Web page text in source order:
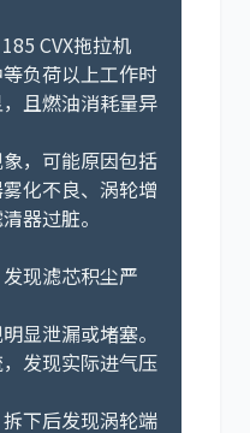
CVX拖拉机
负荷以上工作时
且燃油消耗量异
，可能原因包括
化不良、涡轮增
器过脏。
现滤芯积尘严
显泄漏或堵塞。
发现实际进气压
拆下后发现涡轮端